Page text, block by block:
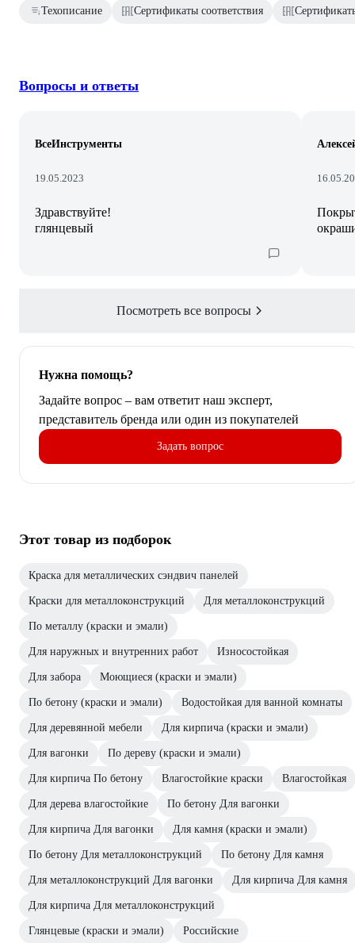
Техописание Сертификаты соответствия
Вопросы и ответы
ВсеИнструменты
19.05.2023
Здравствуйте!
глянцевый
Посмотреть все вопросы
Нужна помощь?
Задайте вопрос – вам ответит наш эксперт,
представитель бренда или один из покупателей
Задать вопрос
Этот товар из подборок
Краска для металлических сэндвич панелей
Краски для металлоконструкций Для металлоконструкций
По металлу (краски и эмали)
Для наружных и внутренних работ Износостойкая
Для забора Моющиеся (краски и эмали)
По бетону (краски и эмали) Водостойкая для ванной комнаты
Для деревянной мебели Для кирпича (краски и эмали)
Для вагонки По дереву (краски и эмали)
Для кирпича По бетону Влагостойкие краски Влагостойкая
Для дерева влагостойкие По бетону Для вагонки
Для кирпича Для вагонки Для камня (краски и эмали)
По бетону Для металлоконструкций По бетону Для камня
Для металлоконструкций Для вагонки Для кирпича Для камня
Для кирпича Для металлоконструкций
Глянцевые (краски и эмали) Российские